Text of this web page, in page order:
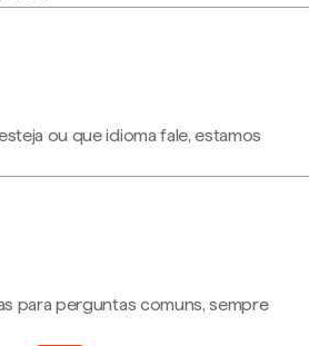
ou que idioma fale, estamos
para perguntas comuns, sempre